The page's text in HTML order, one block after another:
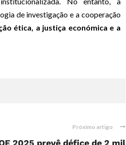
de investigação e a cooperação
ética, a justiça económica e a
Próximo artigo